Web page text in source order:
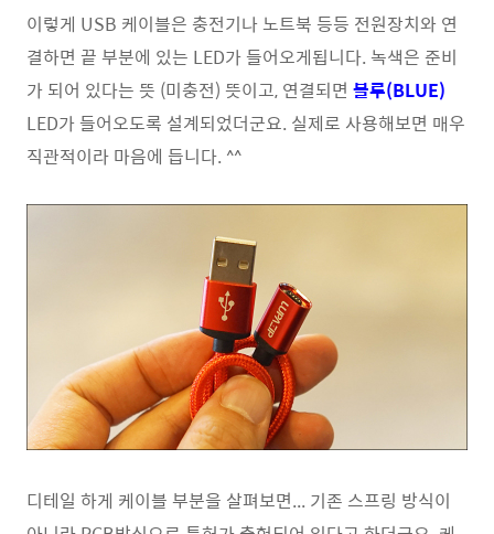
이렇게 USB 케이블은 충전기나 노트북 등등 전원장치와 연
결하면 끝 부분에 있는 LED가 들어오게됩니다. 녹색은 준비
가 되어 있다는 뜻 (미충전) 뜻이고, 연결되면 블루(BLUE)
LED가 들어오도록 설계되었더군요. 실제로 사용해보면 매우
직관적이라 마음에 듭니다. ^^
디테일 하게 케이블 부분을 살펴보면... 기존 스프링 방식이